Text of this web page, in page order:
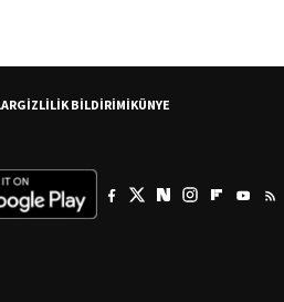
GİZLİLİK BİLDİRİMİKÜNYE